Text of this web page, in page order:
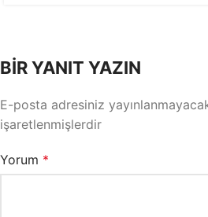
BIR YANIT YAZIN
E-posta adresiniz
işaretlenmişlerdir
Yorum *